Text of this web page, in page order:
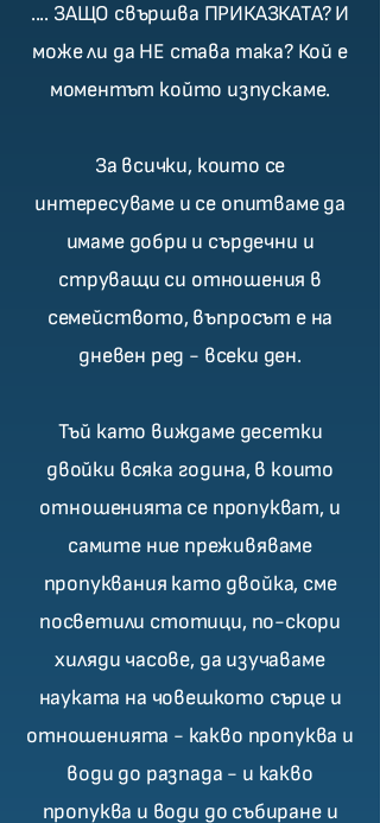
.... ЗАЩО свършва ПРИКАЗКАТА? И
може ли да НЕ става така? Кой е
моментът който изпускаме.
За всички, които се
интересуваме и се опитваме да
имаме добри и сърдечни и
струващи си отношения в
семейството, въпросът е на
дневен ред - всеки ден.
Тъй като виждаме десетки
двойки всяка година, в които
отношенията се пропукват, и
самите ние преживяваме
пропуквания като двойка, сме
посветили стотици, по-скори
хиляди часове, да изучаваме
науката на човешкото сърце и
отношенията - какво пропуква и
води до разпада - и какво
пропуква и води до събиране и